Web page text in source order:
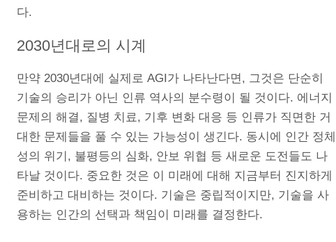
다.
2030년대로의 시계
만약 2030년대에 실제로 AGI가 나타난다면, 그것은 단순히
기술의 승리가 아닌 인류 역사의 분수령이 될 것이다. 에너지
문제의 해결, 질병 치료, 기후 변화 대응 등 인류가 직면한 거
대한 문제들을 풀 수 있는 가능성이 생긴다. 동시에 인간 정체
성의 위기, 불평등의 심화, 안보 위협 등 새로운 도전들도 나
타날 것이다. 중요한 것은 이 미래에 대해 지금부터 진지하게
준비하고 대비하는 것이다. 기술은 중립적이지만, 기술을 사
용하는 인간의 선택과 책임이 미래를 결정한다.